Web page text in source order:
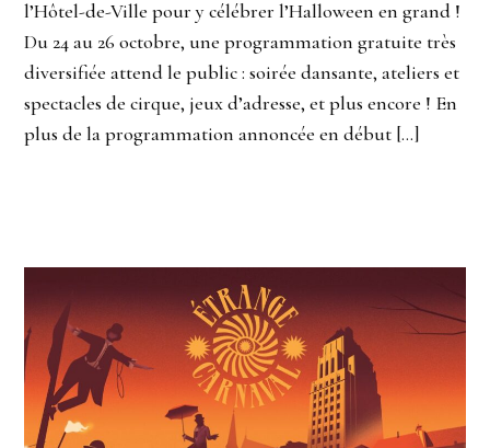
l’Hôtel-de-Ville pour y célébrer l’Halloween en grand !
Du 24 au 26 octobre, une programmation gratuite très
diversifiée attend le public : soirée dansante, ateliers et
spectacles de cirque, jeux d’adresse, et plus encore ! En
plus de la programmation annoncée en début […]